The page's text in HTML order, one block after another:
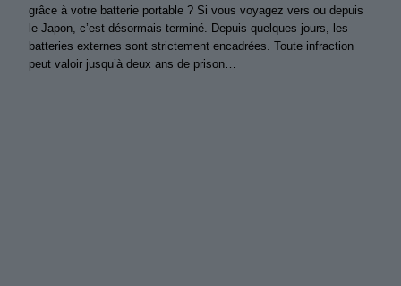
grâce à votre batterie portable ? Si vous voyagez vers ou depuis
le Japon, c’est désormais terminé. Depuis quelques jours, les
batteries externes sont strictement encadrées. Toute infraction
peut valoir jusqu’à deux ans de prison…